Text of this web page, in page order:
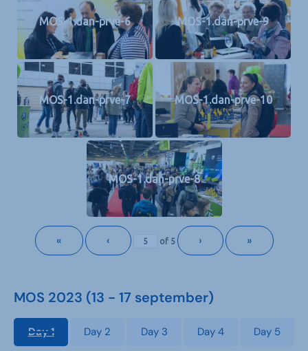
MOS-1.dan-prve-6 MOS-1.dan-prve-9
MOS-1.dan-prve-7 MOS-1.dan-prve-10
MOS-1.dan-prve-8
« ‹ of 5 › »
MOS 2023 (13 - 17 september)
Day 1 Day 2 Day 3 Day 4 Day 5